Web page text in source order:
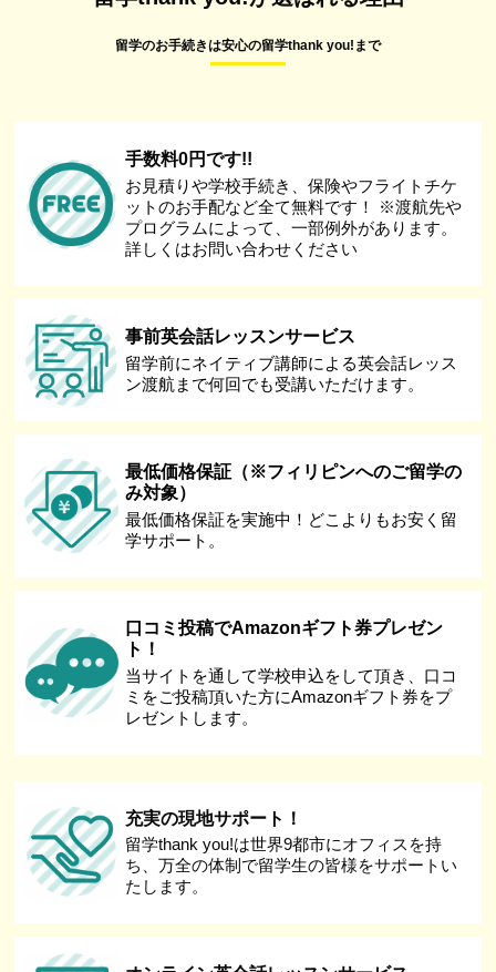
留学のお手続きは安心の留学thank you!まで
手数料0円です!!
お見積りや学校手続き、保険やフライトチケ
ットのお手配など全て無料です！ ※渡航先や
プログラムによって、一部例外があります。
詳しくはお問い合わせください
事前英会話レッスンサービス
留学前にネイティブ講師による英会話レッス
ン渡航まで何回でも受講いただけます。
最低価格保証（※フィリピンへのご留学の
み対象）
最低価格保証を実施中！どこよりもお安く留
学サポート。
口コミ投稿でAmazonギフト券プレゼン
ト！
当サイトを通して学校申込をして頂き、口コ
ミをご投稿頂いた方にAmazonギフト券をプ
レゼントします。
充実の現地サポート！
留学thank you!は世界9都市にオフィスを持
ち、万全の体制で留学生の皆様をサポートい
たします。